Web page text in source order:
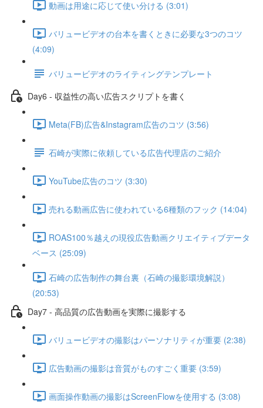
動画は用途に応じて使い分ける (3:01)
バリュービデオの台本を書くときに必要な3つのコツ
(4:09)
バリュービデオのライティングテンプレート
Day6 - 収益性の高い広告スクリプトを書く
Meta(FB)広告&Instagram広告のコツ (3:56)
石崎が実際に依頼している広告代理店のご紹介
YouTube広告のコツ (3:30)
売れる動画広告に使われている6種類のフック (14:04)
ROAS100％越えの現役広告動画クリエイティブデータ
ベース (25:09)
石崎の広告制作の舞台裏（石崎の撮影環境解説）
(20:53)
Day7 - 高品質の広告動画を実際に撮影する
バリュービデオの撮影はパーソナリティが重要 (2:38)
広告動画の撮影は音質がものすごく重要 (3:59)
画面操作動画の撮影はScreenFlowを使用する (3:08)